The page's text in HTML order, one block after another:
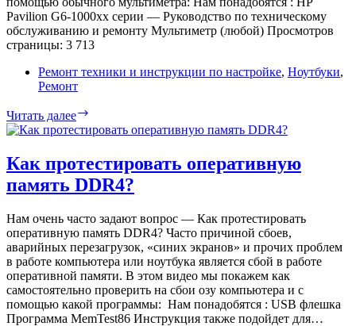
Pavilion G6-1000xx серии — Руководство по техническому
обслуживанию и ремонту Мультиметр (любой) Просмотров
страницы: 3 713
Ремонт техники и инструкции по настройке, Ноутбуки,
Ремонт
Читать далее
ноутбука
HP
G6-
1000xx
серии.
звука
из
динамиков?
Как протестировать оперативную
память DDR4?
Нам очень часто задают вопрос — Как протестировать
оперативную память DDR4? Часто причиной сбоев,
аварийных перезагрузок, «синих экранов» и прочих проблем
в работе компьютера или ноутбука является сбой в работе
оперативной памяти. В этом видео мы покажем как
самостоятельно проверить на сбои озу компьютера и с
помощью какой программы: Нам понадобятся : USB флешка
Программа MemTest86 Инструкция также подойдет для…